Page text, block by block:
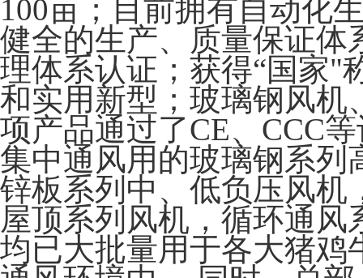
100亩；目前拥有自动化
健全的生产、质量保证体
理体系认证；获得“国家"
和实用新型；玻璃钢风机
项产品通过了CE、CCC
集中通风用的玻璃钢系
锌板系列中、低负压风机
屋顶系列风机，循环通
均已大批量用于各大猪鸡